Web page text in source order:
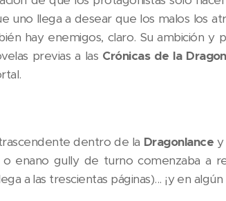
uno llega a desear que los malos los
hay enemigos, claro. Su ambición y
previas a las Crónicas de la
dentro de la Dragonlance y
enano gully de turno comenzaba a
a las trescientas páginas)... ¡y en